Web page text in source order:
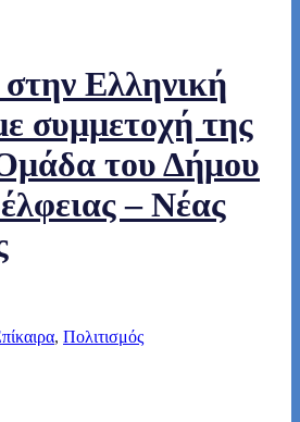
Ελληνική
συμμετοχή της
του Δήμου
– Νέας
, Πολιτισμός